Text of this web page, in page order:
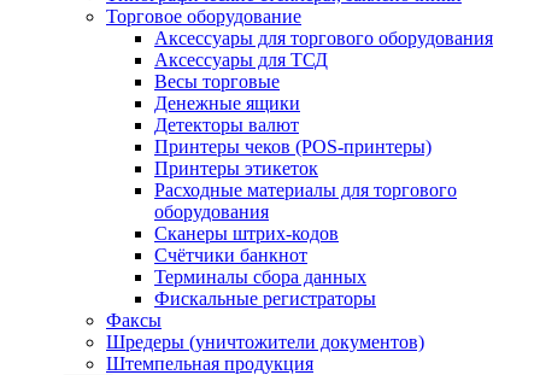
Торговое оборудование
Аксессуары для торгового оборудования
Аксессуары для ТСД
Весы торговые
Денежные ящики
Детекторы валют
Принтеры чеков (POS-принтеры)
Принтеры этикеток
Расходные материалы для торгового
оборудования
Сканеры штрих-кодов
Счётчики банкнот
Терминалы сбора данных
Фискальные регистраторы
Факсы
Шредеры (уничтожители документов)
Штемпельная продукция